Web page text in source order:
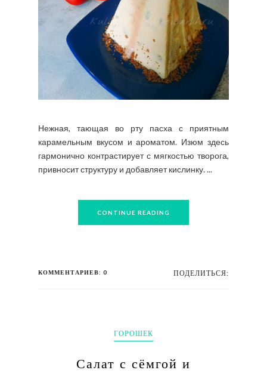
Нежная, тающая во рту пасха с приятным
карамельным вкусом и ароматом. Изюм здесь
гармонично контрастирует с мягкостью творога,
привносит структуру и добавляет кислинку. ...
CONTINUE READING
КОММЕНТАРИЕВ: 0 ПОДЕЛИТЬСЯ:
ГОРОШЕК
Салат с сёмгой и